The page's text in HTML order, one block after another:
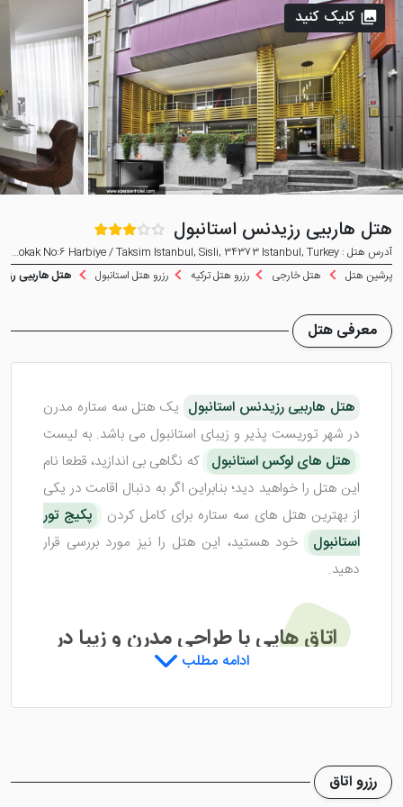
هتل هاربیی رزیدنس استانبول
آدرس هتل : Cumhuriyet Caddesi Selbasi Sokak No:6 Harbiye / Taksim Istanbul, Sisli, 34373 Istanbul, Turkey
پرشین هتل
هتل خارجی رزرو هتل ترکیه رزرو هتل استانبول هتل هاربیی
کلیک کنید
معرفی هتل
هتل هاربیی رزیدنس استانبول یک هتل سه ستاره مدرن
در شهر توریست پذیر و زیبای استانبول می باشد. به لیست
هتل های لوکس استانبول که نگاهی بی اندازید، قطعا نام
این هتل را خواهید دید؛ بنابراین اگر به دنبال اقامت در یکی
از بهترین هتل های سه ستاره برای کامل کردن
پکیج تور
استانبول
خود هستید، این هتل را نیز مورد بررسی قرار
دهید.
اتاق هایی با طراحی مدرن و زیبا در
هتل هاربیی رزیدنس استانبول
کند. اقامت در اتق های این هتل می تواند احساس اقامت
ادامه مطلب
رزرو اتاق